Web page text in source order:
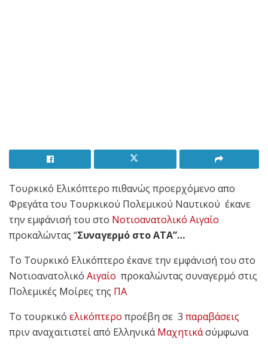
Τουρκικό Ελικόπτερο πιθανώς προερχόμενο απο
Φρεγάτα του Τουρκικού Πολεμικού Ναυτικού έκανε
την εμφάνισή του στο Νοτιοανατολικό Αιγαίο
προκαλώντας “Συναγερμό στο ΑΤΑ”…
Το Τουρκικό Ελικόπτερο έκανε την εμφάνισή του στο
Νοτιοανατολικό Αιγαίο προκαλώντας συναγερμό στις
Πολεμικές Μοίρες της ΠΑ
Το τουρκικό ελικόπτερο προέβη σε 3 παραβάσεις
πριν αναχαιτιστεί από ΕλληνικάΜαχητικάσύμφωνα